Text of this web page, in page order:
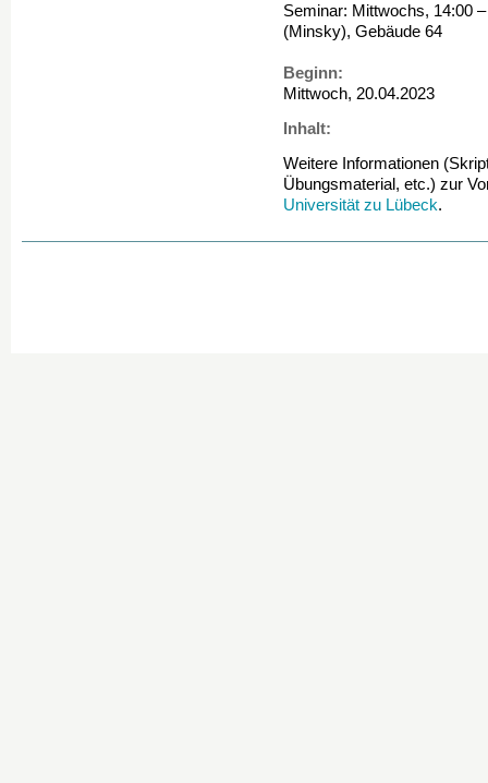
Seminar: Mittwochs, 14:00
(Minsky), Gebäude 64
Beginn:
Mittwoch, 20.04.2023
Inhalt:
Weitere Informationen
Übungsmaterial, etc.) zur
Universität zu Lübeck.